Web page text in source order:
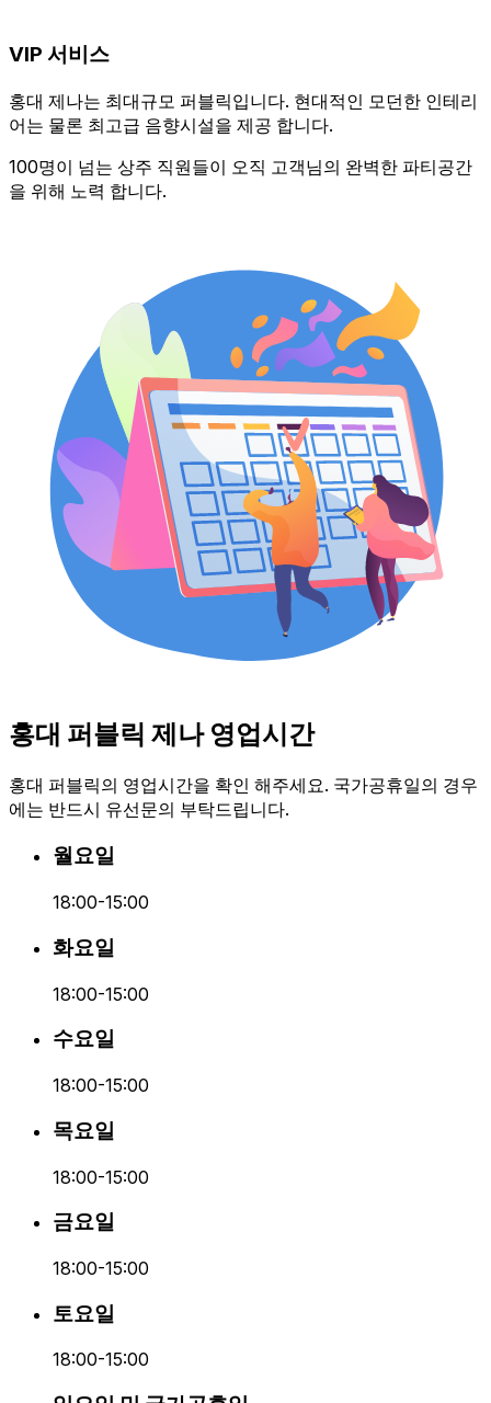
VIP 서비스
홍대 제나는 최대규모 퍼블릭입니다. 현대적인 모던한 인테리
어는 물론 최고급 음향시설을 제공 합니다.
100명이 넘는 상주 직원들이 오직 고객님의 완벽한 파티공간
을 위해 노력 합니다.
홍대 퍼블릭 제나 영업시간
홍대 퍼블릭의 영업시간을 확인 해주세요. 국가공휴일의 경우
에는 반드시 유선문의 부탁드립니다.
월요일
18:00-15:00
화요일
18:00-15:00
수요일
18:00-15:00
목요일
18:00-15:00
금요일
18:00-15:00
토요일
18:00-15:00